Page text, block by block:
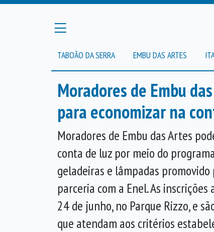
TABOÃO DA SERRA EMBU DAS ARTES
Moradores de Embu
para economizar na
Moradores de Embu das Artes
conta de luz por meio do
geladeiras e lâmpadas
parceria com a Enel. As
24 de junho, no Parque Rizzo, e
que atendam aos critérios